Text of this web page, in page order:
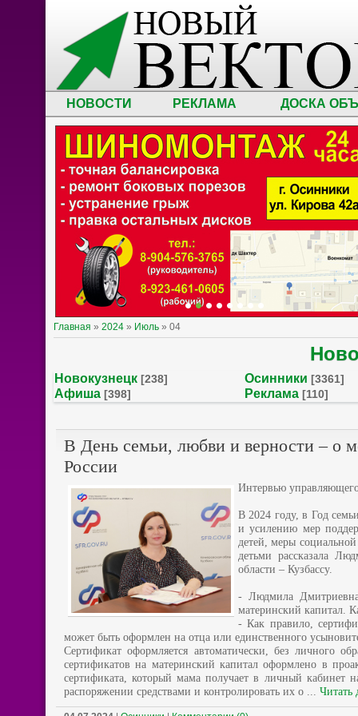
НОВОСТИ РЕКЛАМА ДОСКА
Главная » 2024 » Июль » 04
Новокузнецк [238] Осинники [3361]
Афиша [398] Реклама [110]
В День семьи, любви и верности – о
России
Интервью
В 2024 году, в Год
и усилению мер
детей, меры
детьми рассказала
области – Кузбассу.
- Людмила
материнский капитал.
- Как правило,
может быть оформлен на отца или единственного
Сертификат оформляется автоматически, без личного
сертификатов на материнский капитал оформлено в
сертификата, который мама получает в личный кабинет
распоряжении средствами и контролировать их о ... Читать